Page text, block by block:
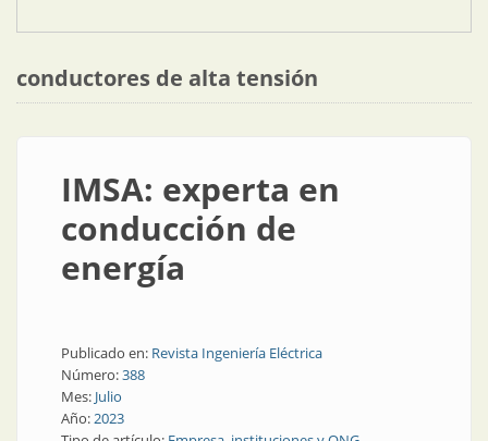
conductores de alta tensión
IMSA: experta en
conducción de
energía
Publicado en: Revista Ingeniería Eléctrica
Número:388
Mes: Julio
Año:2023